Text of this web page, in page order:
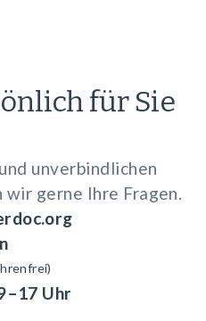
für Sie
unverbindlichen
gerne Ihre Fragen.
Uhr